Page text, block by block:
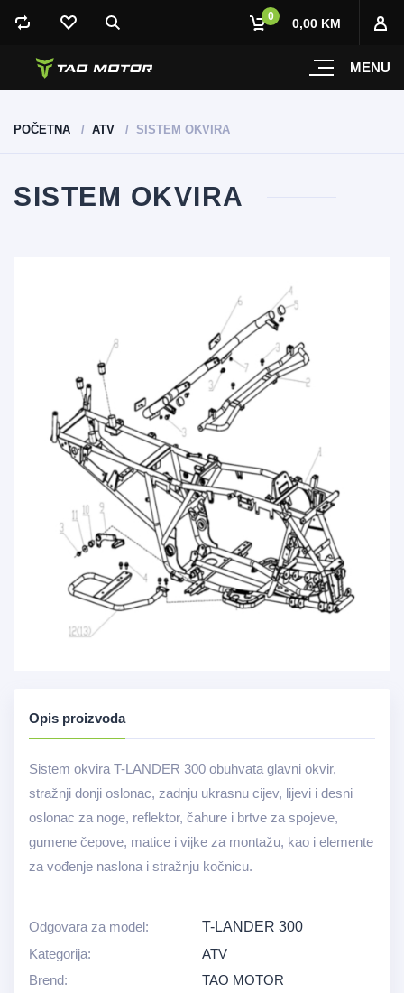
MENU
0 0,00 KM
POČETNA ATV SISTEM OKVIRA
SISTEM OKVIRA
Opis proizvoda
Sistem okvira T-LANDER 300 obuhvata glavni okvir,
stražnji donji oslonac, zadnju ukrasnu cijev, lijevi i desni
oslonac za noge, reflektor, čahure i brtve za spojeve,
gumene čepove, matice i vijke za montažu, kao i elemente
za vođenje naslona i stražnju kočnicu.
Odgovara za model:
T-LANDER 300
Kategorija:
ATV
Brend:
TAO MOTOR